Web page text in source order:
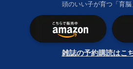
頭のいい子が育つ「育脳
雑誌の予約購読はこ